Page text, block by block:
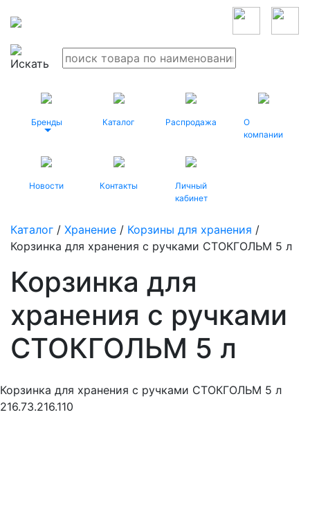
Бренды Каталог Распродажа
О
компании
Новости Контакты
Личный
кабинет
Каталог / Хранение / Корзины для хранения /
Корзинка для хранения с ручками СТОКГОЛЬМ 5 л
Корзинка для
хранения с ручками
СТОКГОЛЬМ 5 л
Корзинка для хранения с ручками СТОКГОЛЬМ 5 л
216.73.216.110